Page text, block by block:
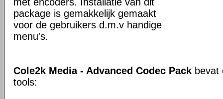
package is gemakkelijk gemaakt
voor de gebruikers d.m.v handige
menu's.
Cole2k Media - Advanced Codec Pack bevat
tools: